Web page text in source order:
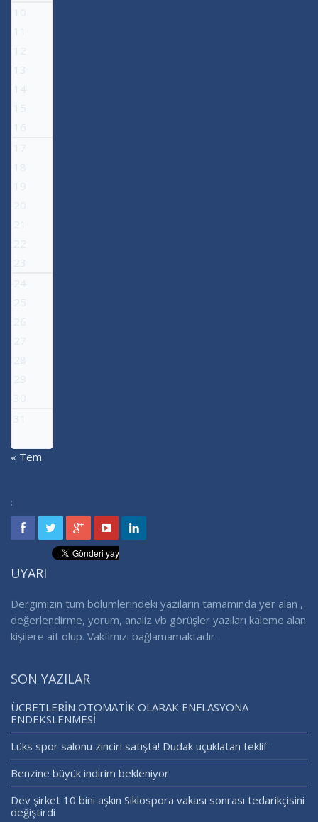
10
11
12
13
14
15
16
17
18
19
20
21
22
23
24
25
26
27
28
29
30
31
« Tem
:
UYARI
Dergimizin tüm bölümlerindeki yazıların tamamında yer alan ,
değerlendirme, yorum, analiz vb görüşler yazıları kaleme alan
kişilere ait olup. Vakfımızı bağlamamaktadır.
SON YAZILAR
ÜCRETLERİN OTOMATİK OLARAK ENFLASYONA
ENDEKSLENMESİ
Lüks spor salonu zinciri satışta! Dudak uçuklatan teklif
Benzine büyük indirim bekleniyor
Dev şirket 10 bini aşkın Siklospora vakası sonrası tedarikçisini
değiştirdi